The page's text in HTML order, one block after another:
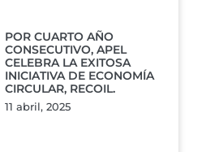
POR CUARTO AÑO
CONSECUTIVO, APEL
CELEBRA LA EXITOSA
INICIATIVA DE ECONOMÍA
CIRCULAR, RECOIL.
11 abril, 2025